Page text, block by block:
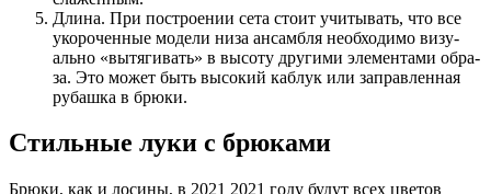
Дли­на. При постро­е­нии сета сто­ит учи­ты­вать, что все
уко­ро­чен­ные моде­ли низа ансам­бля необ­хо­ди­мо визу­
аль­но «вытя­ги­вать» в высо­ту дру­ги­ми эле­мен­та­ми обра­
за. Это может быть высо­кий каб­лук или заправ­лен­ная
рубаш­ка в брюки.
Стильные луки с брюками
Брюки, как и лосины, в 2021 2021 году будут всех цветов